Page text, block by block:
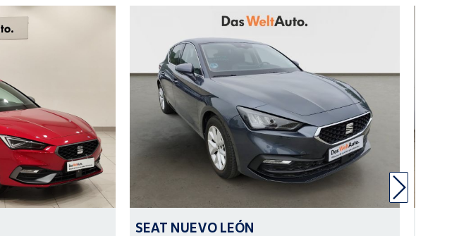
SEAT NUEVO LEÓN